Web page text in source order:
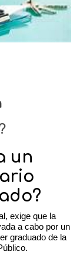
un
exige que la
a cabo por un
graduado de la